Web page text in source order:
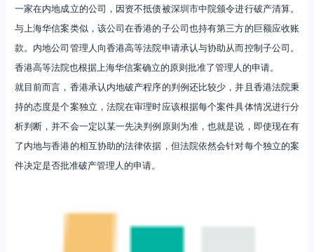
一家在内地成立的公司，因资不抵债被深圳市中院颁令进行破产清算。
与上海华信案类似，该公司在香港的子公司也持有第三方的巨额应收账
款。内地公司管理人向香港高等法院申请承认与协助从而控制子公司。
香港高等法院也根据上海华信案确立的原则批准了管理人的申请。
就目前而言，香港承认内地破产程序的判例还比较少，并且香港法院秉
持的态度是个案独立，法院在审理时应该根据每个案件具体情况进行分
析判断，并不会一定以某一先决判例原则为准，也就是说，即使现在有
了内地与香港的相互协助的法律依据，但法院依然会针对每个独立的案
件决定是否批准破产管理人的申请。